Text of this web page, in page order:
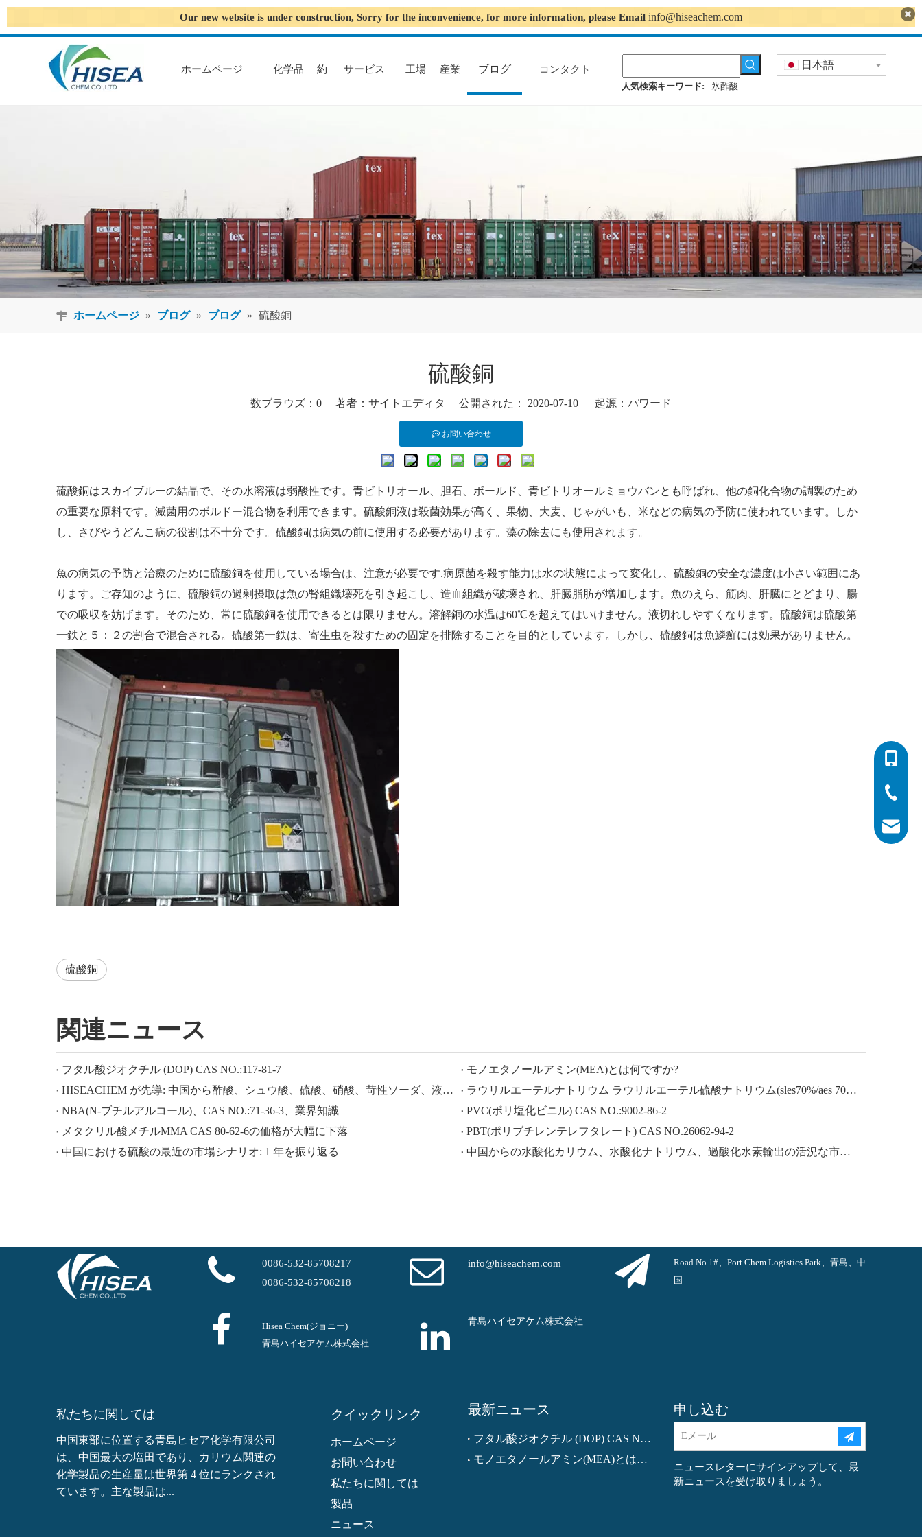
Our new website is under construction, Sorry for the inconvenience, for more information, please Email info@hiseachem.com
ホームページ 化学品 約 サービス 工場 産業 ブログ コンタクト
人気検索キーワード: 氷酢酸
日本語
ホームページ » ブログ » ブログ » 硫酸銅
硫酸銅
数ブラウズ： 0 著者：サイトエディタ 公開された： 2020-07-10 起源： パワード
お問い合わせ
硫酸銅はスカイブルーの結晶で、その水溶液は弱酸性です。青ビトリオール、胆石、ボールド、青ビトリオールミョウバンとも呼ばれ、他の銅化合物の調製のため
の重要な原料です。滅菌用のボルドー混合物を利用できます。硫酸銅液は殺菌効果が高く、果物、大麦、じゃがいも、米などの病気の予防に使われています。しか
し、さびやうどんこ病の役割は不十分です。硫酸銅は病気の前に使用する必要があります。藻の除去にも使用されます。
魚の病気の予防と治療のために硫酸銅を使用している場合は、注意が必要です.病原菌を殺す能力は水の状態によって変化し、硫酸銅の安全な濃度は小さい範囲にあ
ります。ご存知のように、硫酸銅の過剰摂取は魚の腎組織壊死を引き起こし、造血組織が破壊され、肝臓脂肪が増加します。魚のえら、筋肉、肝臓にとどまり、腸
での吸収を妨げます。そのため、常に硫酸銅を使用できるとは限りません。溶解銅の水温は60℃を超えてはいけません。液切れしやすくなります。硫酸銅は硫酸第
一鉄と５：２の割合で混合される。硫酸第一鉄は、寄生虫を殺すための固定を排除することを目的としています。しかし、硫酸銅は魚鱗癬には効果がありません。
硫酸銅
関連ニュース
フタル酸ジオクチル (DOP) CAS NO.:117-81-7
モノエタノールアミン(MEA)とは何ですか?
HISEACHEM が先導: 中国から酢酸、シュウ酸、硫酸、硝酸、苛性ソーダ、液体アルカリ、メタ重亜硫酸ナトリウムの輸出で最近成功
ラウリルエーテルナトリウム ラウリルエーテル硫酸ナトリウム(sles70%/aes 70%) CAS NO.: 68585-34-2sles70%/aes 70%) CAS NO.: 68585-34-2
NBA(N-ブチルアルコール)、CAS NO.:71-36-3、業界知識
PVC(ポリ塩化ビニル) CAS NO.:9002-86-2
メタクリル酸メチルMMA CAS 80-62-6の価格が大幅に下落
PBT(ポリブチレンテレフタレート) CAS NO.26062-94-2
中国における硫酸の最近の市場シナリオ: 1 年を振り返る
中国からの水酸化カリウム、水酸化ナトリウム、過酸化水素輸出の活況な市場：過去 1 年間の振り返り
0086-
0086-
0086-
0086-532-85708217
0086-532-85708218
info@hiseachem.com
Road No.1#、Port Chem Logistics Park、青島、中
国
Hisea Chem(ジョニー)
青島ハイセアケム株式会社
青島ハイセアケム株式会社
私たちに関しては
中国東部に位置する青島ヒセア化学有限公司
は、中国最大の塩田であり、カリウム関連の
化学製品の生産量は世界第 4 位にランクされ
ています。主な製品は...
クイックリンク
ホームページ
お問い合わせ
私たちに関しては
製品
ニュース
最新ニュース
フタル酸ジオクチル (DOP) CAS NO.:117-81-7
モノエタノールアミン(MEA)とは何ですか?
申し込む
ニュースレターにサインアップして、最
新ニュースを受け取りましょう。